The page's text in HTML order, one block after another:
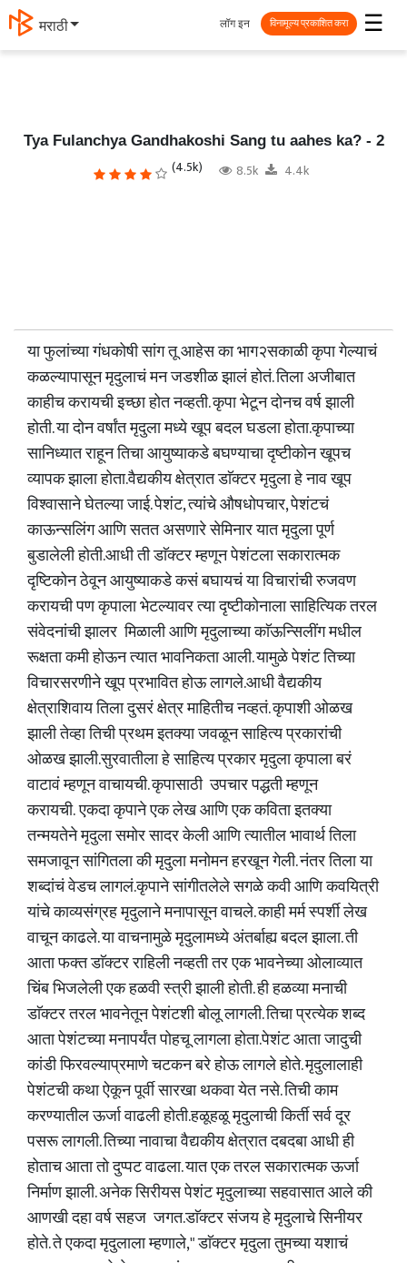
मराठी ☰
लॉग इन विनामूल्य प्रकाशित करा
Tya Fulanchya Gandhakoshi Sang tu aahes ka? - 2
(4.5k) 8.5k 4.4k
या फुलांच्या गंधकोषी सांग तू आहेस का भाग२सकाळी कृपा गेल्याचं
कळल्यापासून मृदुलाचं मन जडशीळ झालं होतं. तिला अजीबात
काहीच करायची इच्छा होत नव्हती. कृपा भेटून दोनच वर्ष झाली
होती. या दोन वर्षांत मृदुला मध्ये खूप बदल घडला होता.कृपाच्या
सानिध्यात राहून तिचा आयुष्याकडे बघण्याचा दृष्टीकोन खूपच
व्यापक झाला होता.वैद्यकीय क्षेत्रात डाॅक्टर मृदुला हे नाव खूप
विश्वासाने घेतल्या जाई. पेशंट, त्यांचे औषधोपचार, पेशंटचं
काऊन्सलिंग आणि सतत असणारे सेमिनार यात मृदुला पूर्ण
बुडालेली होती.आधी ती डाॅक्टर म्हणून पेशंटला सकारात्मक
दृष्टिकोन ठेवून आयुष्याकडे कसं बघायचं या विचारांची रुजवण
करायची पण कृपाला भेटल्यावर त्या दृष्टीकोनाला साहित्यिक तरल
संवेदनांची झालर मिळाली आणि मृदुलाच्या काॅऊन्सिलींग मधील
रूक्षता कमी होऊन त्यात भावनिकता आली. यामुळे पेशंट तिच्या
विचारसरणीने खूप प्रभावित होऊ लागले.आधी वैद्यकीय
क्षेत्राशिवाय तिला दुसरं क्षेत्र माहितीच नव्हतं. कृपाशी ओळख
झाली तेव्हा तिची प्रथम इतक्या जवळून साहित्य प्रकारांची
ओळख झाली.सुरवातीला हे साहित्य प्रकार मृदुला कृपाला बरं
वाटावं म्हणून वाचायची. कृपासाठी उपचार पद्धती म्हणून
करायची. एकदा कृपाने एक लेख आणि एक कविता इतक्या
तन्मयतेने मृदुला समोर सादर केली आणि त्यातील भावार्थ तिला
समजावून सांगितला की मृदुला मनोमन हरखून गेली. नंतर तिला या
शब्दांचं वेडच लागलं.कृपाने सांगीतलेले सगळे कवी आणि कवयित्री
यांचे काव्यसंग्रह मृदुलाने मनापासून वाचले. काही मर्म स्पर्शी लेख
वाचून काढले. या वाचनामुळे मृदुलामध्ये अंतर्बाह्य बदल झाला. ती
आता फक्त डाॅक्टर राहिली नव्हती तर एक भावनेच्या ओलाव्यात
चिंब भिजलेली एक हळवी स्त्री झाली होती. ही हळव्या मनाची
डाॅक्टर तरल भावनेतून पेशंटशी बोलू लागली. तिचा प्रत्येक शब्द
आता पेशंटच्या मनापर्यंत पोहचू लागला होता.पेशंट आता जादुची
कांडी फिरवल्याप्रमाणे चटकन बरे होऊ लागले होते. मृदुलालाही
पेशंटची कथा ऐकून पूर्वी सारखा थकवा येत नसे. तिची काम
करण्यातील ऊर्जा वाढली होती.हळूहळू मृदुलाची किर्ती सर्व दूर
पसरू लागली. तिच्या नावाचा वैद्यकीय क्षेत्रात दबदबा आधी ही
होताच आता तो दुप्पट वाढला. यात एक तरल सकारात्मक ऊर्जा
निर्माण झाली. अनेक सिरीयस पेशंट मृदुलाच्या सहवासात आले की
आणखी दहा वर्ष सहज जगत.डाॅक्टर संजय हे मृदुलाचे सिनीयर
होते. ते एकदा मृदुलाला म्हणाले," डाॅक्टर मृदुला तुमच्या यशाचं